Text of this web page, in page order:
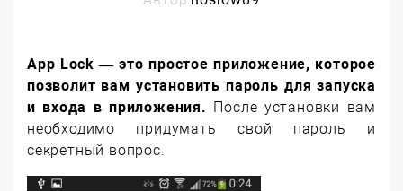
App Lock — это простое приложение, которое
позволит вам установить пароль для запуска
и входа в приложения. После установки вам
необходимо придумать свой пароль и
секретный вопрос.